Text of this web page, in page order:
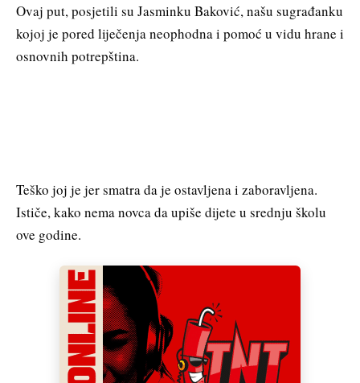
Ovaj put, posjetili su Jasminku Baković, našu sugrađanku
kojoj je pored liječenja neophodna i pomoć u vidu hrane i
osnovnih potrepština.
Teško joj je jer smatra da je ostavljena i zaboravljena.
Ističe, kako nema novca da upiše dijete u srednju školu
ove godine.